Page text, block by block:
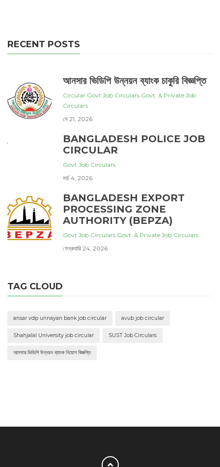
RECENT POSTS
আনসার ভিডিপি উন্নয়ন ব্যাংক চাকুরি বিজ্ঞপ্তি
Circular Govt Job Circulars Govt. & Private Job
Circulars
মে 21, 2026
BANGLADESH POLICE JOB
CIRCULAR
Govt Job Circulars
মার্চ 4, 2026
BANGLADESH EXPORT
PROCESSING ZONE
AUTHORITY (BEPZA)
Govt Job Circulars Govt. & Private Job Circulars
ফেব্রুয়ারি 24, 2026
TAG CLOUD
ansar vdp unnayan bank job circular avub job circular
Shahjalal University job circular SUST Job Circulars
আনসার ভিডিপি উন্নয়ন ব্যাংক নিয়োগ বিজ্ঞপ্তি